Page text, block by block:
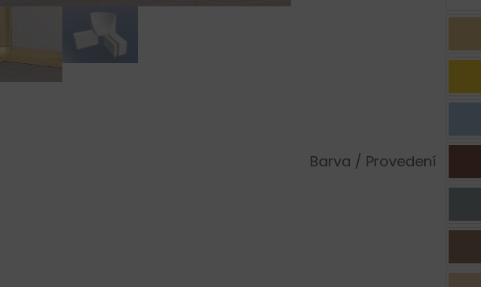
Barva / Provedení